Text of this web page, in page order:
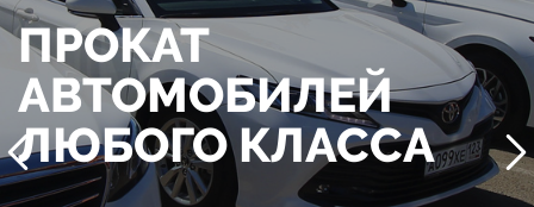
ПРОКАТ
АВТОМОБИЛЕЙ
ЛЮБОГО КЛАССА